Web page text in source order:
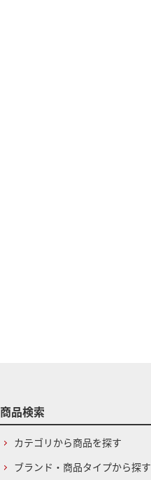
商品検索
カテゴリから商品を探す
ブランド・商品タイプから探す